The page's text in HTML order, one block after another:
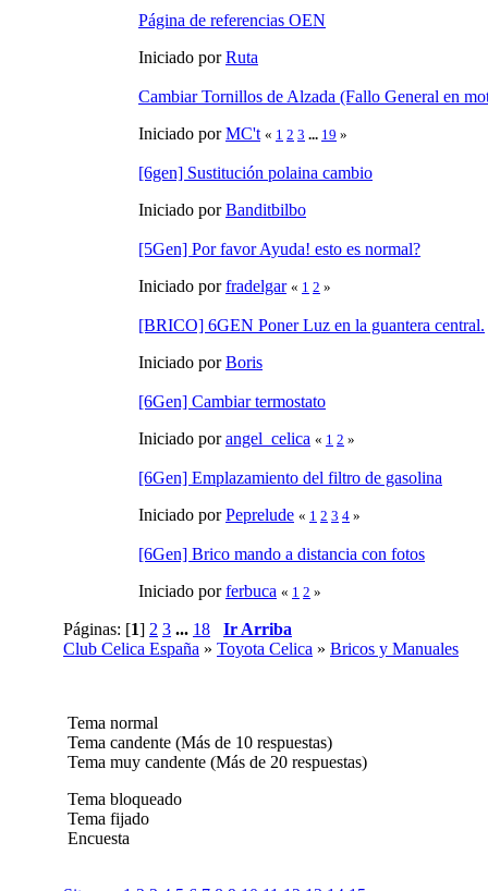
Página de referencias OEN
Iniciado porRuta
Cambiar Tornillos de Alzada (Fallo General en
Iniciado porMC't « 1 2 3 ... 19 »
[6gen] Sustitución polaina cambio
Iniciado porBanditbilbo
[5Gen] Por favor Ayuda! esto es normal?
Iniciado porfradelgar « 1 2 »
[BRICO] 6GEN Poner Luz en la guantera central.
Iniciado porBoris
[6Gen] Cambiar termostato
Iniciado porangel_celica « 1 2 »
[6Gen] Emplazamiento del filtro de gasolina
Iniciado porPeprelude « 1 2 3 4 »
[6Gen] Brico mando a distancia con fotos
Iniciado porferbuca « 1 2 »
Páginas: [1] 2 3 ... 18
Ir Arriba
Club Celica España » Toyota Celica » Bricos y Manuales
Tema normal
Tema candente (Más de 10 respuestas)
Tema muy candente (Más de 20 respuestas)
Tema bloqueado
Tema fijado
Encuesta